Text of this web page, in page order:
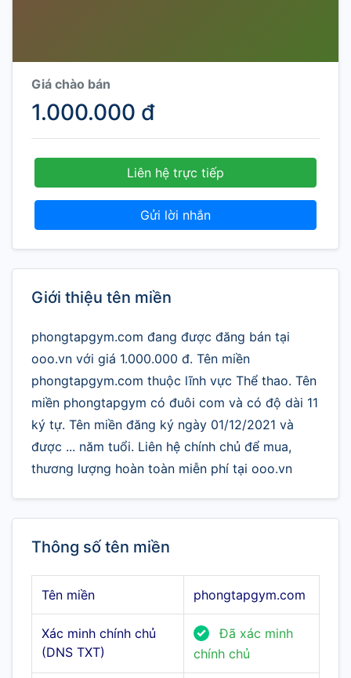
Giá chào bán
1.000.000 đ
Liên hệ trực tiếp
Gửi lời nhắn
Giới thiệu tên miền
phongtapgym.com đang được đăng bán tại
ooo.vn với giá 1.000.000 đ. Tên miền
phongtapgym.com thuộc lĩnh vực Thể thao. Tên
miền phongtapgym có đuôi com và có độ dài 11
ký tự. Tên miền đăng ký ngày 01/12/2021 và
được ... năm tuổi. Liên hệ chính chủ để mua,
thương lượng hoàn toàn miễn phí tại ooo.vn
Thông số tên miền
Tên miền phongtapgym.com
Xác minh chính chủ
(DNS TXT)
Đã xác minh
chính chủ